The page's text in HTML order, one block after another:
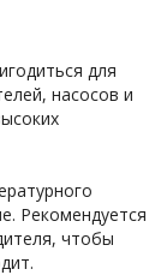
для
насосов и
Рекомендуется
чтобы